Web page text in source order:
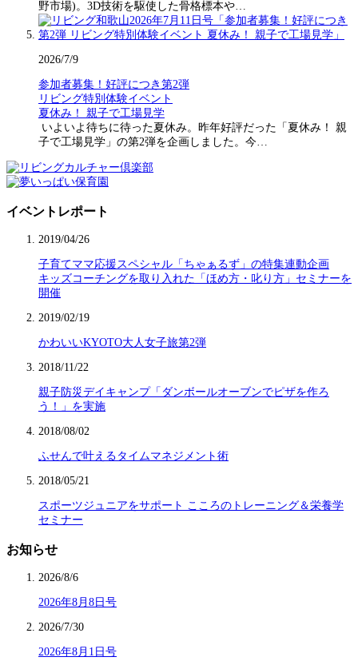
野市場)。3D技術を駆使した骨格標本や…
2026/7/9
参加者募集！好評につき第2弾
リビング特別体験イベント
夏休み！ 親子で工場見学
いよいよ待ちに待った夏休み。昨年好評だった「夏休み！ 親
子で工場見学」の第2弾を企画しました。今…
イベントレポート
2019/04/26
子育てママ応援スペシャル「ちゃぁるず」の特集連動企画
キッズコーチングを取り入れた「ほめ方・叱り方」セミナーを
開催
2019/02/19
かわいいKYOTO大人女子旅第2弾
2018/11/22
親子防災デイキャンプ「ダンボールオーブンでピザを作ろ
う！」を実施
2018/08/02
ふせんで叶えるタイムマネジメント術
2018/05/21
スポーツジュニアをサポート こころのトレーニング＆栄養学
セミナー
お知らせ
2026/8/6
2026年8月8日号
2026/7/30
2026年8月1日号